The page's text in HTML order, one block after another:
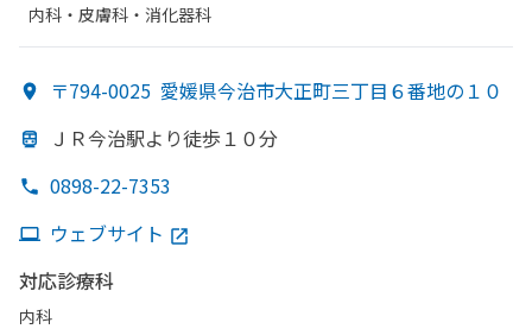
内科・​皮膚科・​消化器科
〒794-0025 愛媛県今治市大正町三丁目６番地の１０
ＪＲ今治駅より徒歩１０分
0898-22-7353
ウェブサイト
対応診療科
内科